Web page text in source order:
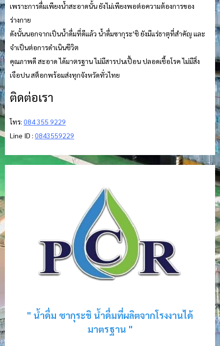
เพราะการดื่มเพียงน้ำสะอาดนั้น ยังไม่เพียงพอต่อความต้องการของ
ร่างกาย
ดังนั้นนอกจากเป็นน้ำดื่มที่ดีแล้ว น้ำดื่มซากุระ’ชิ ยังมีแร่ธาตุที่สำคัญ และ
จำเป็นต่อการดำเนินชีวิต
คุณภาพดี สะอาด ได้มาตรฐาน ไม่มีสารปนเปื้อน ปลอดเชื้อโรค ไม่มีสิ่ง
เจือปน สต็อกพร้อมส่งทุกจังหวัดทั่วไทย
ติดต่อเรา
โทร: 084 355 9229
Line ID : 0843559229
" น้ำดื่ม ซากุระชิ น้ำดื่มที่ผลิตจากโรงงานได้
มาตรฐาน "